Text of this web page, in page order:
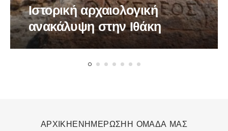
Ιστορική αρχαιολογική
ανακάλυψη στην Ιθάκη
ΑΡΧΙΚΗΕΝΗΜΕΡΩΣΗΗ ΟΜΑΔΑ ΜΑΣ